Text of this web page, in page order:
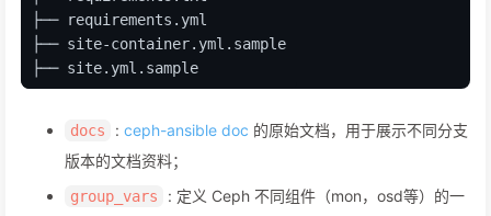
├── requirements.yml
├── site-container.yml.sample
├── site.yml.sample
docs : ceph-ansible doc 的原始文档，用于展示不同分支
版本的文档资料；
group_vars
: 定义 Ceph 不同组件（mon，osd等）的一